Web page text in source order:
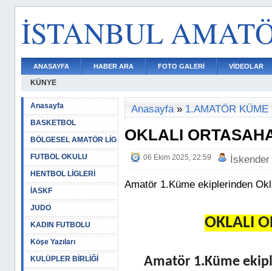
İSTANBUL
ANASAYFA HABER ARA FOTO GALERİ VİDEOLAR
KÜNYE
Anasayfa
BASKETBOL
BÖLGESEL AMATÖR LİG
FUTBOL OKULU
HENTBOL LİGLERİ
İASKF
JUDO
KADIN FUTBOLU
Köşe Yazıları
KULÜPLER BİRLİĞİ
Anasayfa» 1.AMATÖR KÜME
OKLALI
06 Ekim 2025, 22:59 İskender
Amatör 1.Küme ekiplerinden
OKLALI
Amatör 1.Küme